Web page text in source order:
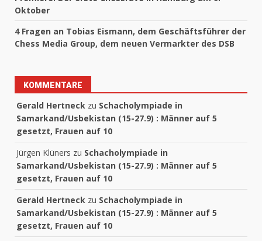
Oktober
4 Fragen an Tobias Eismann, dem Geschäftsführer der
Chess Media Group, dem neuen Vermarkter des DSB
KOMMENTARE
Gerald Hertneck zu Schacholympiade in
Samarkand/Usbekistan (15-27.9) : Männer auf 5
gesetzt, Frauen auf 10
Jürgen Klüners zu Schacholympiade in
Samarkand/Usbekistan (15-27.9) : Männer auf 5
gesetzt, Frauen auf 10
Gerald Hertneck zu Schacholympiade in
Samarkand/Usbekistan (15-27.9) : Männer auf 5
gesetzt, Frauen auf 10